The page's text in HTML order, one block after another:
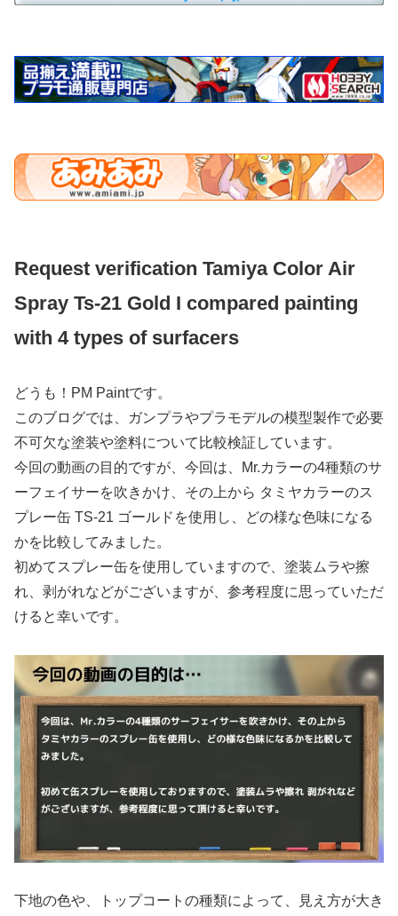
Request verification Tamiya Color Air
Spray Ts-21 Gold I compared painting
with 4 types of surfacers
どうも！PM Paintです。
このブログでは、ガンプラやプラモデルの模型製作で必要
不可欠な塗装や塗料について比較検証しています。
今回の動画の目的ですが、今回は、Mr.カラーの4種類のサ
ーフェイサーを吹きかけ、その上から タミヤカラーのス
プレー缶 TS-21 ゴールドを使用し、どの様な色味になる
かを比較してみました。
初めてスプレー缶を使用していますので、塗装ムラや擦
れ、剥がれなどがございますが、参考程度に思っていただ
けると幸いです。
下地の色や、トップコートの種類によって、見え方が大き